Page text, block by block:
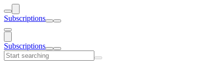
Subscriptions
Subscriptions